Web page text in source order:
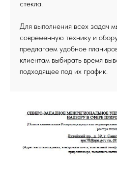
стекла.
Для выполнения всех задач
современную технику и
предлагаем удобное
клиентам выбирать время
подходящее под их график.